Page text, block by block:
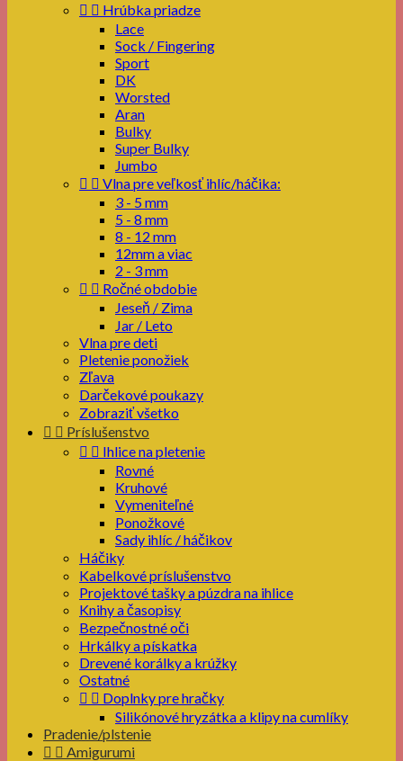
  Hrúbka priadze
Lace
Sock / Fingering
Sport
DK
Worsted
Aran
Bulky
Super Bulky
Jumbo
  Vlna pre veľkosť ihlíc/háčika:
3 - 5 mm
5 - 8 mm
8 - 12 mm
12mm a viac
2 - 3 mm
  Ročné obdobie
Jeseň / Zima
Jar / Leto
Vlna pre deti
Pletenie ponožiek
Zľava
Darčekové poukazy
Zobraziť všetko
  Príslušenstvo
  Ihlice na pletenie
Rovné
Kruhové
Vymeniteľné
Ponožkové
Sady ihlíc / háčikov
Háčiky
Kabelkové príslušenstvo
Projektové tašky a púzdra na ihlice
Knihy a časopisy
Bezpečnostné oči
Hrkálky a pískatka
Drevené korálky a krúžky
Ostatné
  Doplnky pre hračky
Silikónové hryzátka a klipy na cumlíky
Pradenie/plstenie
  Amigurumi